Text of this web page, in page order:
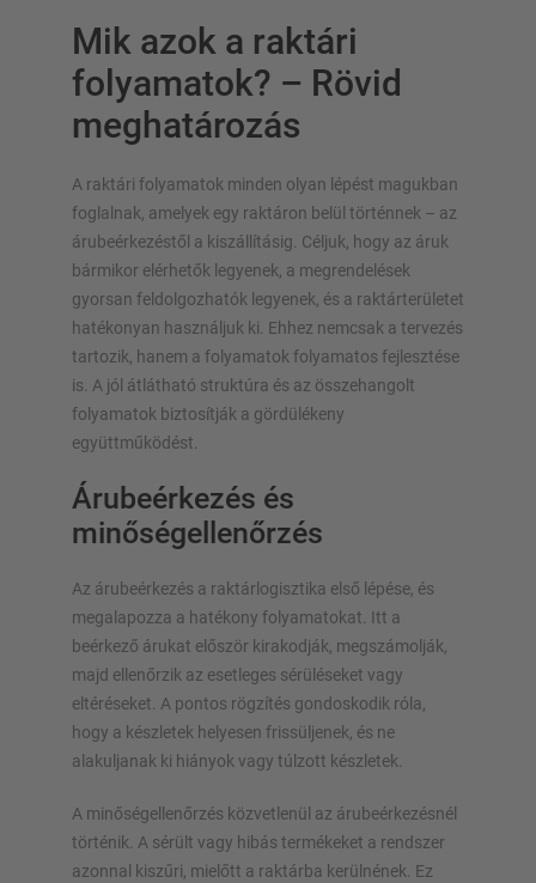
Mik azok a raktári
folyamatok? – Rövid
meghatározás
A raktári folyamatok minden olyan lépést magukban
foglalnak, amelyek egy raktáron belül történnek – az
árubeérkezéstől a kiszállításig. Céljuk, hogy az áruk
bármikor elérhetők legyenek, a megrendelések
gyorsan feldolgozhatók legyenek, és a raktárterületet
hatékonyan használjuk ki. Ehhez nemcsak a tervezés
tartozik, hanem a folyamatok folyamatos fejlesztése
is. A jól átlátható struktúra és az összehangolt
folyamatok biztosítják a gördülékeny
együttműködést.
Árubeérkezés és
minőségellenőrzés
Az árubeérkezés a raktárlogisztika első lépése, és
megalapozza a hatékony folyamatokat. Itt a
beérkező árukat először kirakodják, megszámolják,
majd ellenőrzik az esetleges sérüléseket vagy
eltéréseket. A pontos rögzítés gondoskodik róla,
hogy a készletek helyesen frissüljenek, és ne
alakuljanak ki hiányok vagy túlzott készletek.
A minőségellenőrzés közvetlenül az árubeérkezésnél
történik. A sérült vagy hibás termékeket a rendszer
azonnal kiszűri, mielőtt a raktárba kerülnének. Ez